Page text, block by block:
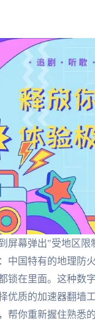
屏幕弹出"受地区
中国特有的地理防
锁在里面。这种数
优质的加速器翻墙
帮你重新握住熟悉的